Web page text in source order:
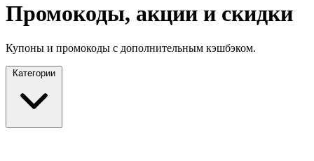
Промокоды, акции и скидки
Купоны и промокоды с дополнительным кэшбэком.
Категории